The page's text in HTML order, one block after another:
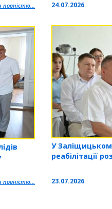
24.07.2026
У
реабілітації
23.07.2026